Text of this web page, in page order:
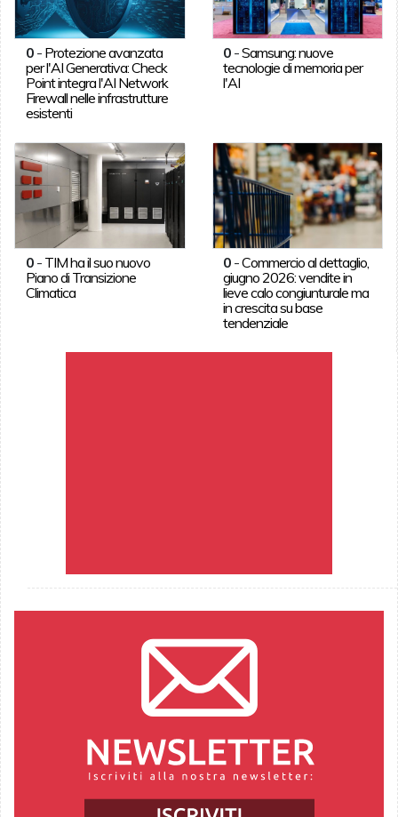
0- Protezione avanzata
per l'AI Generativa: Check
Point integra l'AI Network
Firewall nelle infrastrutture
esistenti
0 -Samsung: nuove
tecnologie di memoria per
l'AI
0- TIM ha il suo nuovo
Piano di Transizione
Climatica
0 -Commercio al dettaglio,
giugno 2026: vendite in
lieve calo congiunturale ma
in crescita su base
tendenziale